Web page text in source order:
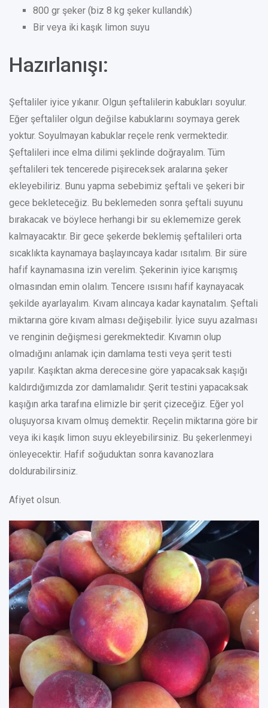
800 gr şeker (biz 8 kg şeker kullandık)
Bir veya iki kaşık limon suyu
Hazırlanışı:
Şeftaliler iyice yıkanır. Olgun şeftalilerin kabukları soyulur.
Eğer şeftaliler olgun değilse kabuklarını soymaya gerek
yoktur. Soyulmayan kabuklar reçele renk vermektedir.
Şeftalileri ince elma dilimi şeklinde doğrayalım. Tüm
şeftalileri tek tencerede pişireceksek aralarına şeker
ekleyebiliriz. Bunu yapma sebebimiz şeftali ve şekeri bir
gece bekleteceğiz. Bu beklemeden sonra şeftali suyunu
bırakacak ve böylece herhangi bir su eklememize gerek
kalmayacaktır. Bir gece şekerde beklemiş şeftalileri orta
sıcaklıkta kaynamaya başlayıncaya kadar ısıtalım. Bir süre
hafif kaynamasına izin verelim. Şekerinin iyice karışmış
olmasından emin olalım. Tencere ısısını hafif kaynayacak
şekilde ayarlayalım. Kıvam alıncaya kadar kaynatalım. Şeftali
miktarına göre kıvam alması değişebilir. İyice suyu azalması
ve renginin değişmesi gerekmektedir. Kıvamın olup
olmadığını anlamak için damlama testi veya şerit testi
yapılır. Kaşıktan akma derecesine göre yapacaksak kaşığı
kaldırdığımızda zor damlamalıdır. Şerit testini yapacaksak
kaşığın arka tarafına elimizle bir şerit çizeceğiz. Eğer yol
oluşuyorsa kıvam olmuş demektir. Reçelin miktarına göre bir
veya iki kaşık limon suyu ekleyebilirsiniz. Bu şekerlenmeyi
önleyecektir. Hafif soğuduktan sonra kavanozlara
doldurabilirsiniz.
Afiyet olsun.